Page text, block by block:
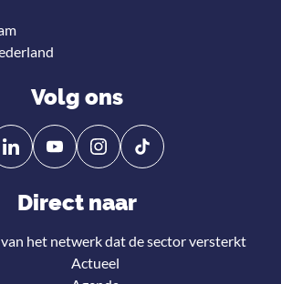
Volg ons
Volg
ons
YouTube
Direct naar
het netwerk dat de sector versterkt
Actueel